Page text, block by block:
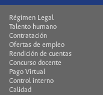
Régimen Legal
Talento humano
Contratación
Ofertas de empleo
Rendición de cuentas
Concurso docente
Pago Virtual
Control interno
Calidad